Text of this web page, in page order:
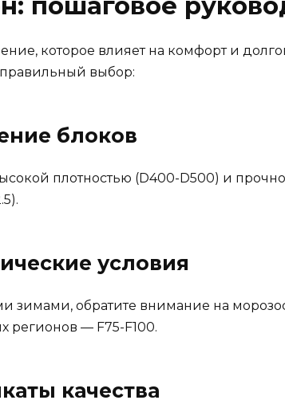
которое влияет на комфорт и
выбор:
блоков
плотностью (D400-D500) и
условия
зимами, обратите внимание на
регионов — F75-F100.
качества